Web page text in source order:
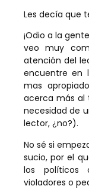
Les decía que
¡Odio a la
veo muy
atención del
encuentre en
mas
acerca más al
necesidad de
lector, ¿no?).
No sé si
sucio, por el
los políticos
violadores o